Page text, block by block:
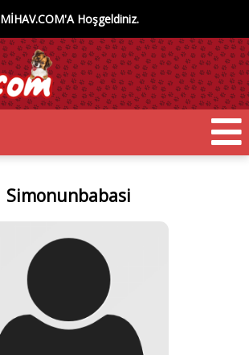
MİHAV.COM'A Hoşgeldiniz.
Simonunbabasi